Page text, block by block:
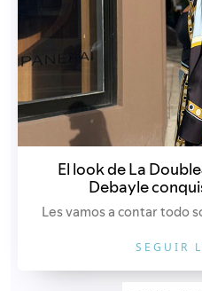
El look de La
Debayle
Les vamos a contar todo
SEGUIR